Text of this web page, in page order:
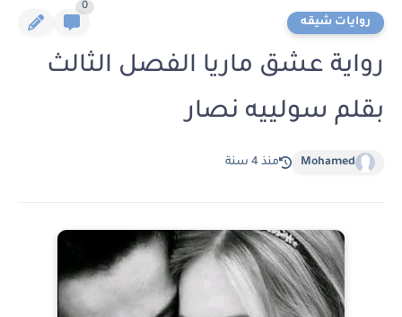
روايات شيقه
0
رواية عشق ماريا الفصل الثالث
بقلم سولييه نصار
Mohamed منذ 4 سنة